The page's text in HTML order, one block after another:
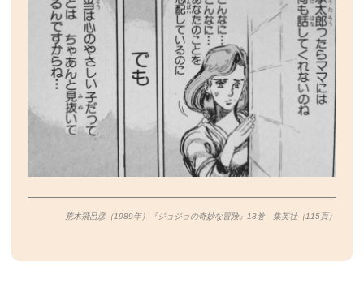
荒木飛呂彦（1989年）『ジョジョの奇妙な冒険』13巻 集英社（115頁）